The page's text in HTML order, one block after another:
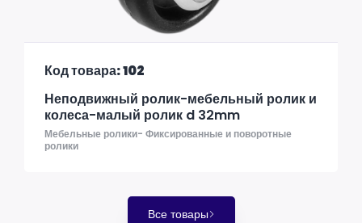
Код товара: 102
Неподвижный ролик-мебельный ролик и
колеса-малый ролик d 32mm
Мебельные ролики- Фиксированные и поворотные
ролики
Все товары